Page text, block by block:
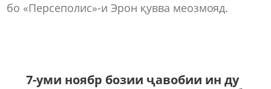
бо «Персеполис»-и Эрон қувва меозмояд.
7-уми ноябр бозии ҷавобии ин ду